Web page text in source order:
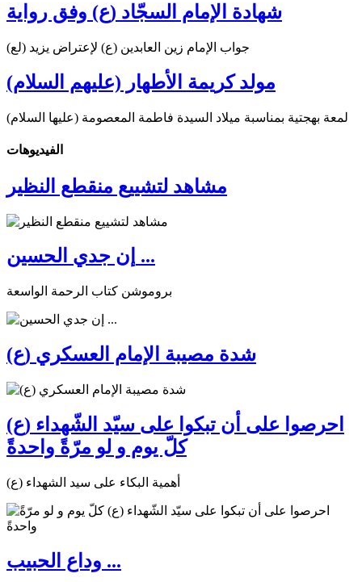
شهادة الإمام السجّاد (ع) وفق رواية
جواب الإمام زين العابدين (ع) لإعتراض يزيد (لع)
مولد كريمة الأطهار (عليهم السلام)
لمعة بهجتية بمناسبة ميلاد السيدة فاطمة المعصومة (عليها السلام)
الفیدیوهات
مشاهد لتشييع منقطع النظير
إن جدي الحسين ...
بروموشن كتاب الرحمة الواسعة
شدة مصيبة الإمام العسكري (ع)
احرصوا على أن تبكوا على سيّد الشّهداء (ع)
كلّ يوم و لو مرّةً واحدةً
أهمية البكاء على سيد الشهداء (ع)
وداع الحبيب ...